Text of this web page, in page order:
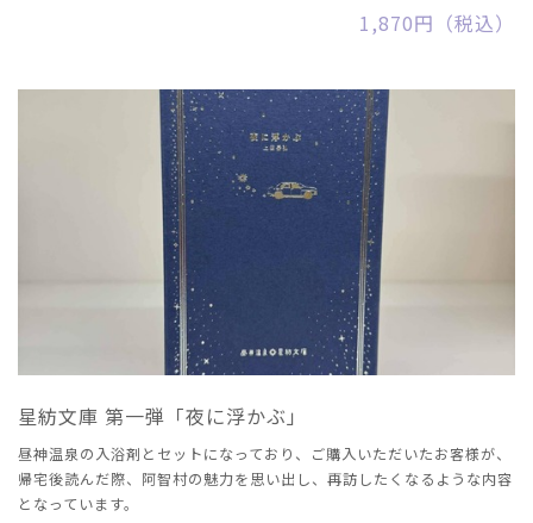
1,870円（税込）
星紡文庫 第一弾「夜に浮かぶ」
昼神温泉の入浴剤とセットになっており、ご購入いただいたお客様が、
帰宅後読んだ際、阿智村の魅力を思い出し、再訪したくなるような内容
となっています。